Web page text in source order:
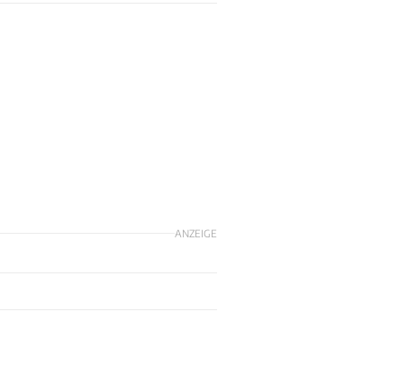
ANZEIGE